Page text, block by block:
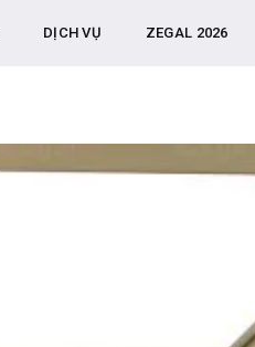
DỊCH VỤ ZEGAL 2026